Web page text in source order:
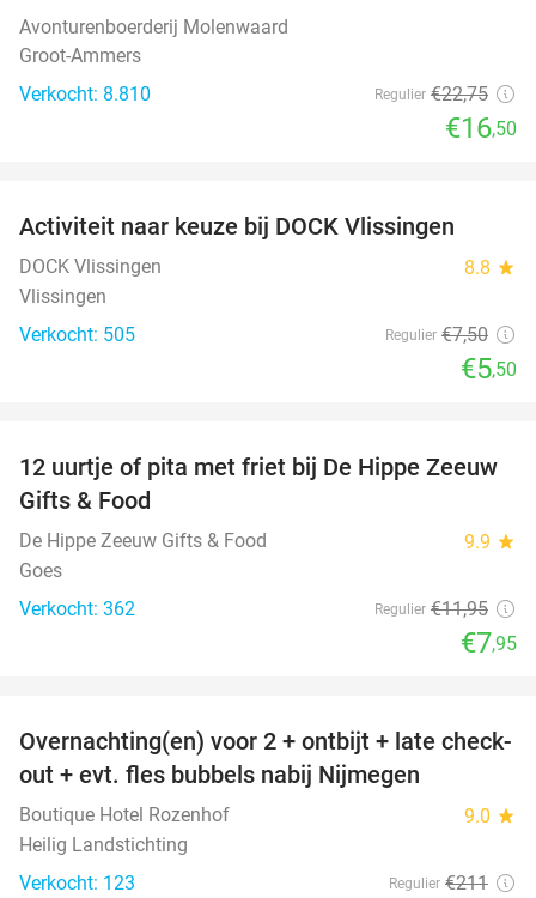
Avonturenboerderij Molenwaard
Groot-Ammers
Verkocht: 8.810
Regulier €22,75
€16,50
Activiteit naar keuze bij DOCK Vlissingen
DOCK Vlissingen 8.8 star
Vlissingen
Verkocht: 505
Regulier €7,50
€5,50
33%
12 uurtje of pita met friet bij De Hippe Zeeuw
Gifts & Food
De Hippe Zeeuw Gifts & Food 9.9 star
Goes
Verkocht: 362
Regulier €11,95
€7,95
53%
Overnachting(en) voor 2 + ontbijt + late check-
out + evt. fles bubbels nabij Nijmegen
Boutique Hotel Rozenhof 9.0 star
Heilig Landstichting
Verkocht: 123
Regulier €211